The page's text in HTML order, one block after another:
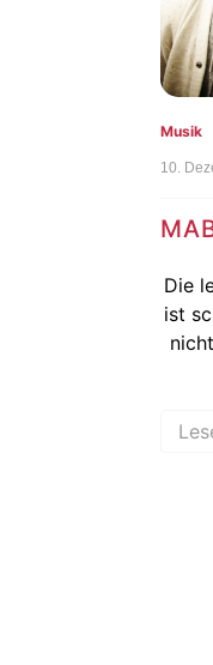
Musik
10.
Die
ist